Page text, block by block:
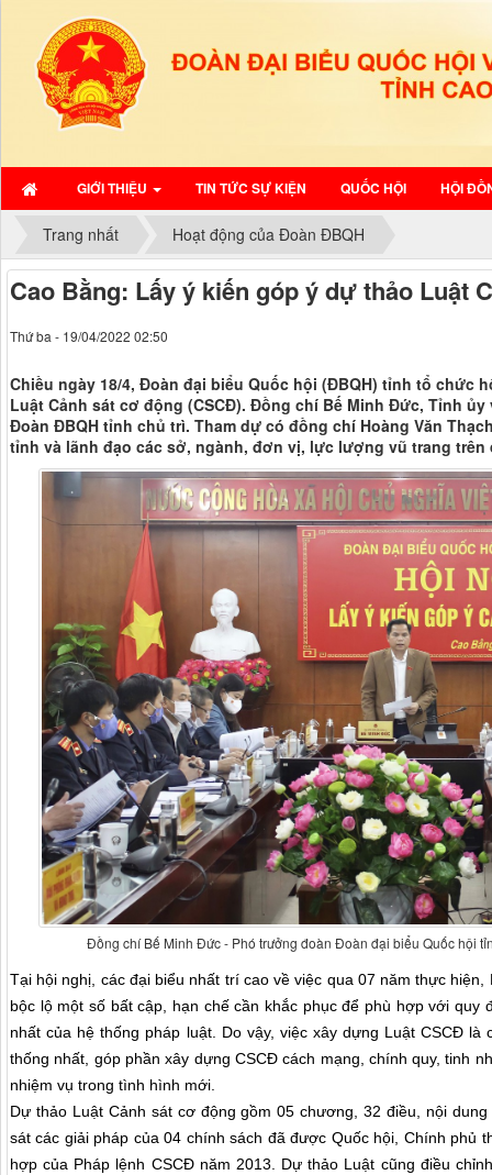
GIỚI THIỆU TIN TỨC SỰ KIỆN QUỐC HỘI HỘI
Trang nhất Hoạt động của Đoàn ĐBQH
Cao Bằng: Lấy ý kiến góp ý dự thảo Luật
Thứ ba - 19/04/2022 02:50
Chiều ngày 18/4, Đoàn đại biểu Quốc hội (ĐBQH) tỉnh tổ chức
Luật Cảnh sát cơ động (CSCĐ). Đồng chí Bế Minh Đức, Tỉnh
Đoàn ĐBQH tỉnh chủ trì. Tham dự có đồng chí Hoàng Văn
tỉnh và lãnh đạo các sở, ngành, đơn vị, lực lượng vũ trang trên
Đồng chí Bế Minh Đức - Phó trưởng đoàn Đoàn đại biểu Quốc hội
Tại hội nghị, các đại biểu nhất trí cao về việc qua 07 năm thực
bộc lộ một số bất cập, hạn chế cần khắc phục để phù hợp với quy
nhất của hệ thống pháp luật. Do vậy, việc xây dựng Luật CSCĐ
thống nhất, góp phần xây dựng CSCĐ cách mạng, chính quy, tinh
nhiệm vụ trong tình hình mới.
Dự thảo Luật Cảnh sát cơ động gồm 05 chương, 32 điều, nội
sát các giải pháp của 04 chính sách đã được Quốc hội, Chính phủ
hợp của Pháp lệnh CSCĐ năm 2013. Dự thảo Luật cũng điều